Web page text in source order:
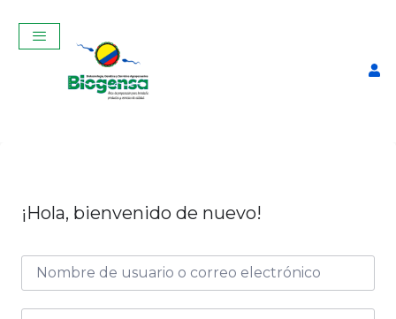
¡Hola, bienvenido de nuevo!
Termo para Descongelar
Pajuelas Manual con